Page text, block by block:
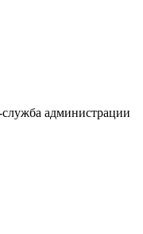
администрации